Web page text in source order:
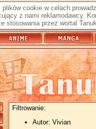
cookie w celach
z nami reklamodawcy.
stosowania przez wortal
Filtrowanie:
Autor: Vivian